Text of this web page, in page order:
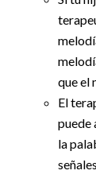
que el
El
puede
la